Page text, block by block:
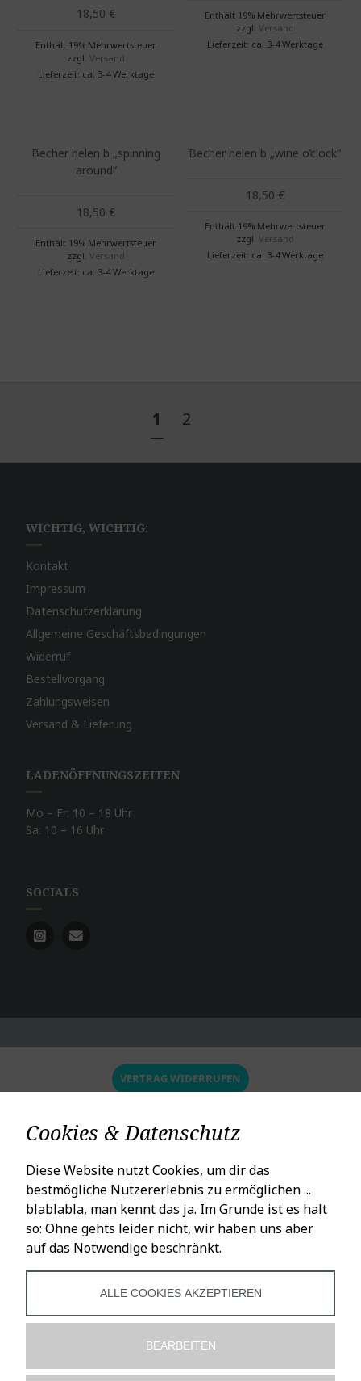
18,50 €
Enthält 19% Mehrwertsteuer
zzgl.Versand
Lieferzeit: ca. 3-4 Werktage
Enthält 19% Mehrwertsteuer
zzgl. Versand
Lieferzeit: ca. 3-4 Werktage
Becher helen b „spinning
around“
18,50 €
Enthält 19% Mehrwertsteuer
zzgl.Versand
Lieferzeit: ca. 3-4 Werktage
Becher helen b „wine o’clock“
18,50 €
Enthält 19% Mehrwertsteuer
zzgl. Versand
Lieferzeit: ca. 3-4 Werktage
1 2
WICHTIG, WICHTIG:
Kontakt
Impressum
Datenschutzerklärung
Allgemeine Geschäftsbedingungen
Widerruf
Bestellvorgang
Zahlungsweisen
Versand & Lieferung
LADENÖFFNUNGSZEITEN
Mo – Fr: 10 – 18 Uhr
Sa: 10 – 16 Uhr
SOCIALS
VERTRAG WIDERRUFEN
Cookies & Datenschutz
Diese Website nutzt Cookies, um dir das
bestmögliche Nutzererlebnis zu ermöglichen ...
blablabla, man kennt das ja. Im Grunde ist es halt
so: Ohne gehts leider nicht, wir haben uns aber
auf das Notwendige beschränkt.
ALLE COOKIES AKZEPTIEREN
BEARBEITEN